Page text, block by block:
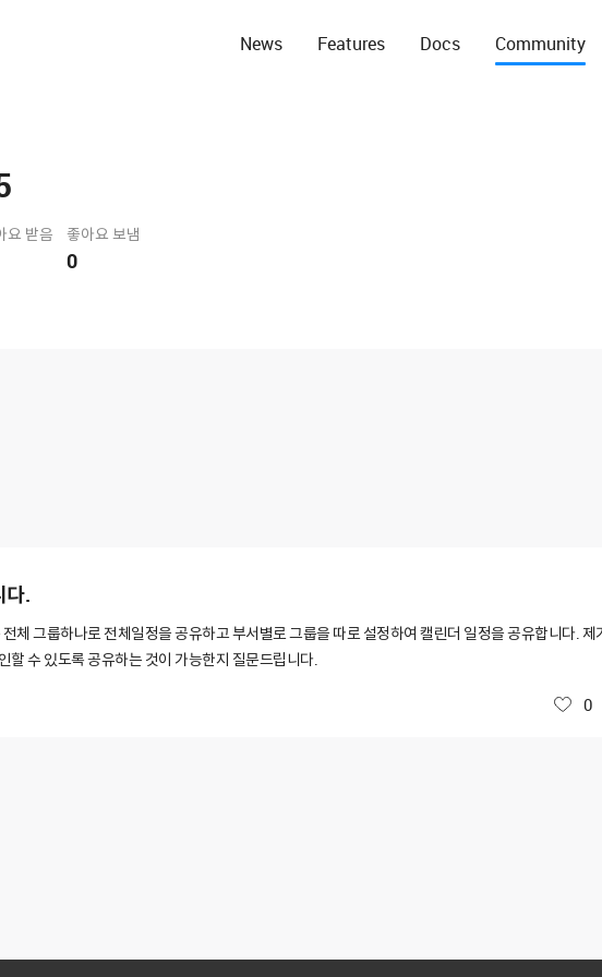
News Features Docs Community
요 받음 좋아요 보냄
0
다.
체 그룹하나로 전체일정을 공유하고 부서별로 그룹을 따로 설정하여 캘린더 일정을 공유합니다. 제
할 수 있도록 공유하는 것이 가능한지 질문드립니다.
좋아요
0